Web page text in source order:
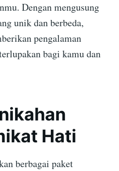
Dengan mengusung
unik dan berbeda,
pengalaman
bagi kamu dan
Hati
berbagai paket